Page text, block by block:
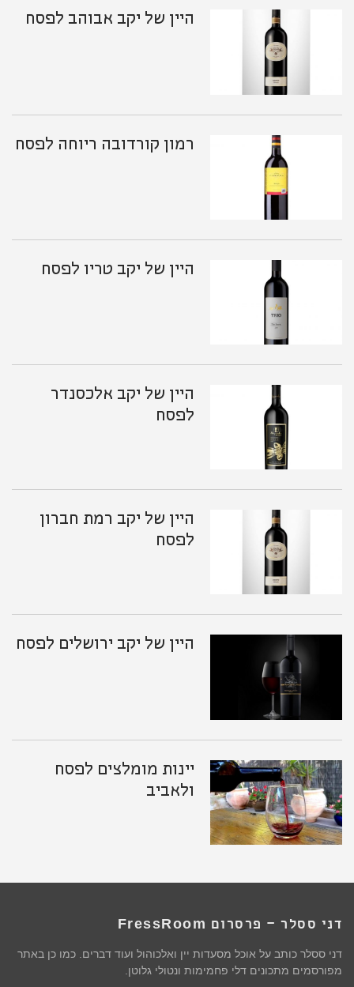
היין של יקב אבוהב לפסח
רמון קורדובה ריוחה לפסח
היין של יקב טריו לפסח
היין של יקב אלכסנדר
לפסח
היין של יקב רמת חברון
לפסח
היין של יקב ירושלים לפסח
יינות מומלצים לפסח
ולאביב
דני ססלר – פרסרום FressRoom
דני ססלר כותב על אוכל מסעדות יין ואלכוהול ועוד דברים. כמו כן באתר
מפורסמים מתכונים דלי פחמימות ונטולי גלוטן.